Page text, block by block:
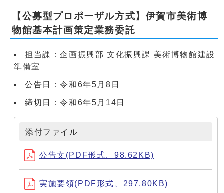
【公募型プロポーザル方式】伊賀市美術博
物館基本計画策定業務委託
担当課：企画振興部 文化振興課 美術博物館建設
準備室
公告日：令和6年5月8日
締切日：令和6年5月14日
添付ファイル
公告文(PDF形式、98.62KB)
実施要領(PDF形式、297.80KB)